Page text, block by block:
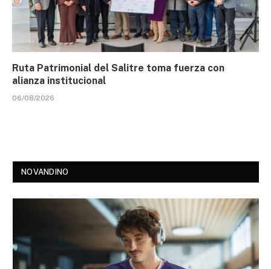
Ruta Patrimonial del Salitre toma fuerza con
alianza institucional
06/08/2026
NOVANDINO